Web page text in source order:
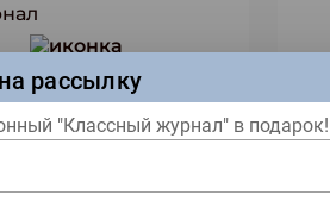
рассылку
"Классный журнал" в подарок!